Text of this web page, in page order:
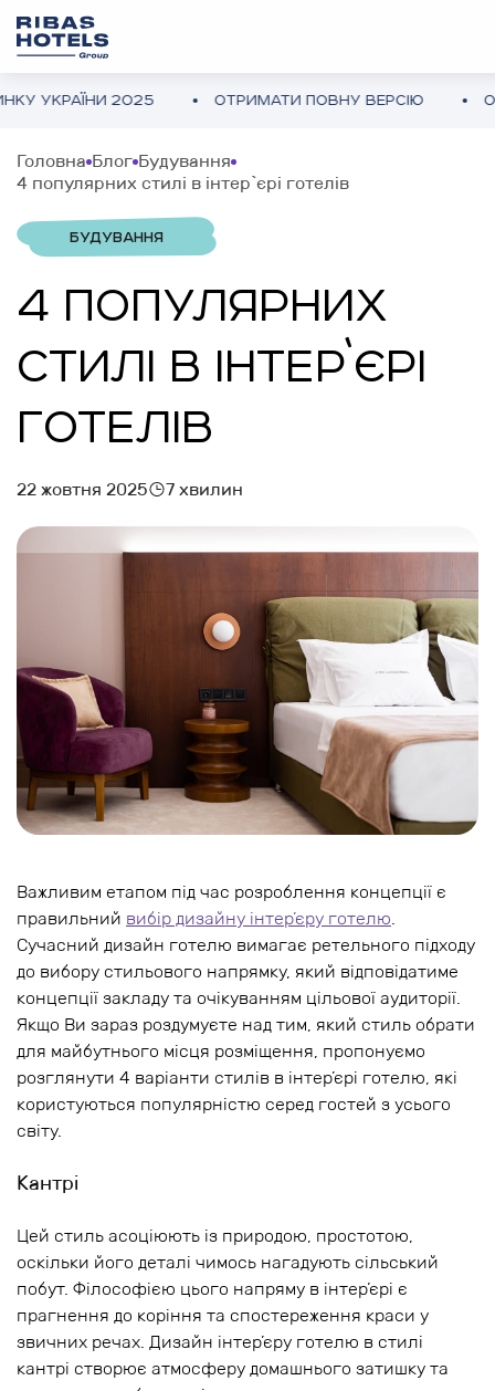
2025 ОТРИМАТИ ПОВНУ ВЕРСІЮ ОГЛЯД
Головна Блог Будування
4 популярних стилі в інтер`єрі готелів
БУДУВАННЯ
4 ПОПУЛЯРНИХ
СТИЛІ В ІНТЕР`ЄРІ
ГОТЕЛІВ
22 жовтня 2025 7 хвилин
Важливим етапом під час розроблення концепції є
правильний вибір дизайну інтер’єру готелю
Сучасний дизайн готелю вимагає ретельного підходу
до вибору стильового напрямку, який відповідатиме
концепції закладу та очікуванням цільової аудиторії.
Якщо Ви зараз роздумуєте над тим, який стиль обрати
для майбутнього місця розміщення, пропонуємо
розглянути 4 варіанти стилів в інтер’єрі готелю, які
користуються популярністю серед гостей з усього
світу.
Кантрі
Цей стиль асоціюють із природою, простотою,
оскільки його деталі чимось нагадують сільський
побут. Філософією цього напряму в інтер’єрі є
прагнення до коріння та спостереження краси у
звичних речах. Дизайн інтер’єру готелю в стилі
кантрі створює атмосферу домашнього затишку та